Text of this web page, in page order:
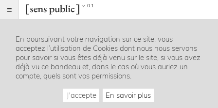
v. 0.1
Index
Article
Citer /
Partager
En poursuivant votre navigation sur ce site, vous
acceptez l’utilisation de Cookies dont nous nous servons
pour savoir si vous êtes déjà venu sur le site, si vous avez
déjà vu ce bandeau et, dans le cas où vous auriez un
compte, quels sont vos permissions.
J'accepte En savoir plus